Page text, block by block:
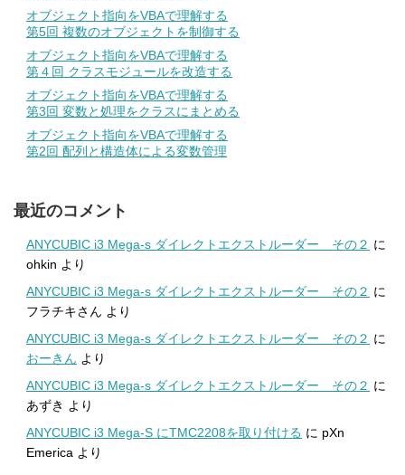
オブジェクト指向をVBAで理解する
第5回 複数のオブジェクトを制御する
オブジェクト指向をVBAで理解する
第４回 クラスモジュールを改造する
オブジェクト指向をVBAで理解する
第3回 変数と処理をクラスにまとめる
オブジェクト指向をVBAで理解する
第2回 配列と構造体による変数管理
最近のコメント
ANYCUBIC i3 Mega-s ダイレクトエクストルーダー その２ に
ohkin より
ANYCUBIC i3 Mega-s ダイレクトエクストルーダー その２ に
フラチキさん より
ANYCUBIC i3 Mega-s ダイレクトエクストルーダー その２ に
おーきん より
ANYCUBIC i3 Mega-s ダイレクトエクストルーダー その２ に
あずき より
ANYCUBIC i3 Mega-S にTMC2208を取り付ける に pXn
Emerica より